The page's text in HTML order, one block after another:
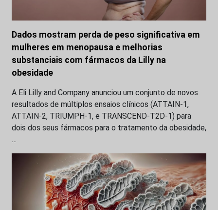
Dados mostram perda de peso significativa em
mulheres em menopausa e melhorias
substanciais com fármacos da Lilly na
obesidade
A Eli Lilly and Company anunciou um conjunto de novos
resultados de múltiplos ensaios clínicos (ATTAIN-1,
ATTAIN-2, TRIUMPH-1, e TRANSCEND-T2D-1) para
dois dos seus fármacos para o tratamento da obesidade,
…